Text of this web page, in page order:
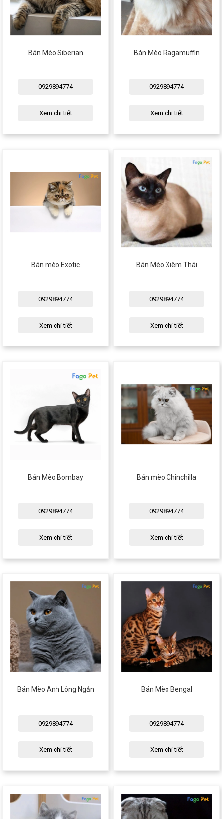
Bán Mèo Siberian
0929894774
Xem chi tiết
Bán Mèo Ragamuffin
0929894774
Xem chi tiết
Bán mèo Exotic
0929894774
Xem chi tiết
Bán Mèo Xiêm Thái
0929894774
Xem chi tiết
Bán Mèo Bombay
0929894774
Xem chi tiết
Bán mèo Chinchilla
0929894774
Xem chi tiết
Bán Mèo Anh Lông Ngắn
0929894774
Xem chi tiết
Bán Mèo Bengal
0929894774
Xem chi tiết